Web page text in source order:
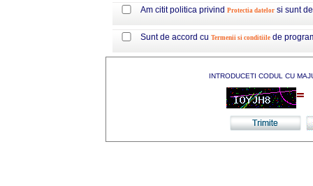
Am citit politica privind Protectia datelor si sunt
Sunt de accord cu Termenii si conditiile de
INTRODUCETI CODUL CU
=